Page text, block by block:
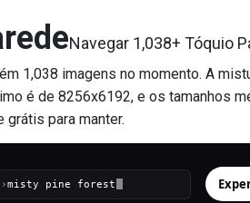
Navegar 1,038+ Tóquio
1,038 imagens no momento. A
é de 8256x6192, e os tamanhos
grátis para manter.
›